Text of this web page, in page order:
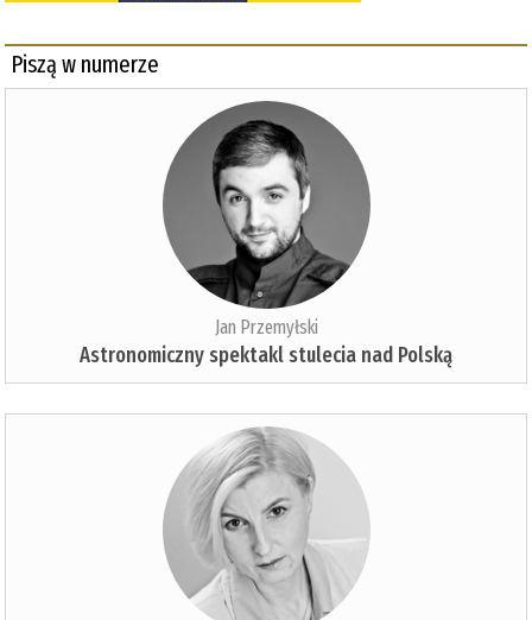
Piszą w numerze
Jan Przemyłski
Astronomiczny spektakl stulecia nad Polską